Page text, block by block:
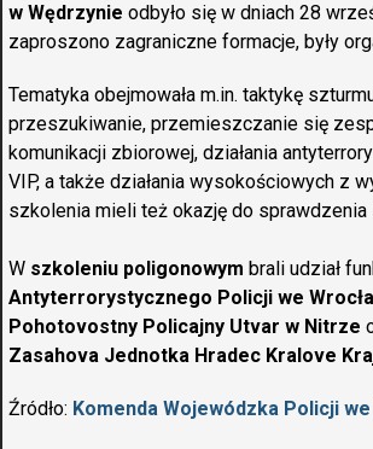
w Wędrzynie odbyło się w dniach 28
zaproszono zagraniczne formacje, były
Tematyka obejmowała m.in. taktykę
przeszukiwanie, przemieszczanie się
komunikacji zbiorowej, działania
VIP, a także działania wysokościowych z
szkolenia mieli też okazję do
W szkoleniu poligonowym brali udział
Antyterrorystycznego Policji we
Pohotovostny Policajny Utvar w Nitrze
Zasahova Jednotka Hradec Kralove
Źródło: Komenda Wojewódzka Policji we